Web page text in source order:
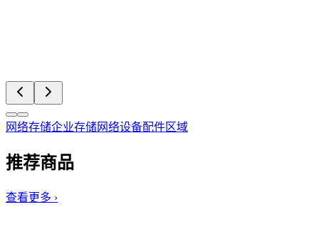
网络存储企业存储网络设备配件区域
推荐商品
查看更多 ›